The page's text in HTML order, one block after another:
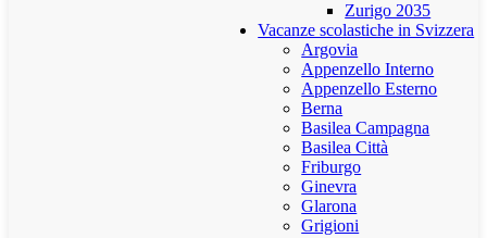
Zurigo 2035
Vacanze scolastiche in Svizzera
Argovia
Appenzello Interno
Appenzello Esterno
Berna
Basilea Campagna
Basilea Città
Friburgo
Ginevra
Glarona
Grigioni